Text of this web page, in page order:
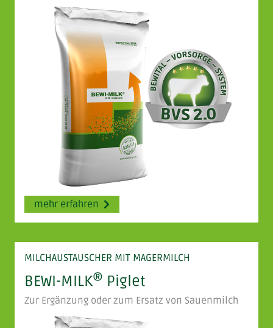
mehr erfahren
MILCHAUSTAUSCHER MIT MAGERMILCH
BEWI-MILK® Piglet
Zur Ergänzung oder zum Ersatz von Sauenmilch